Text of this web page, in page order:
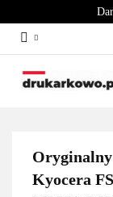
Kyocera